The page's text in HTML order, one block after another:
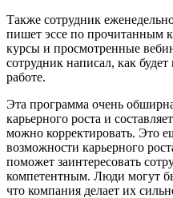
Также сотрудник
пишет эссе по прочитанным
курсы и просмотренные
сотрудник написал, как
работе.
Эта программа очень
карьерного роста и
можно корректировать. Это
возможности карьерного
поможет заинтересовать
компетентным. Люди могут
что компания делает их